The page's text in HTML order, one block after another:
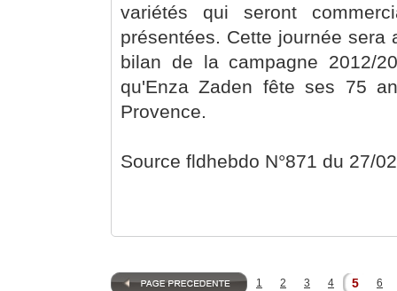
variétés qui seront
présentées. Cette journée
bilan de la campagne 2012/
qu'Enza Zaden fête ses 75
Provence.
Source fldhebdo N°871 du 27/
1 2 3 4 5 6